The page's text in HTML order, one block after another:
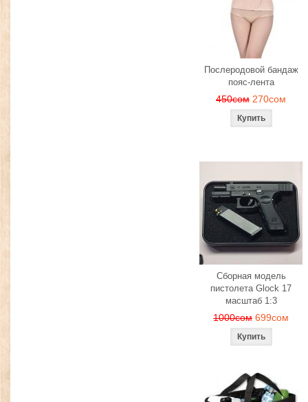
Послеродовой бандаж
пояс-лента
450сом 270сом
Сборная модель
пистолета Glock 17
масштаб 1:3
1000сом 699сом